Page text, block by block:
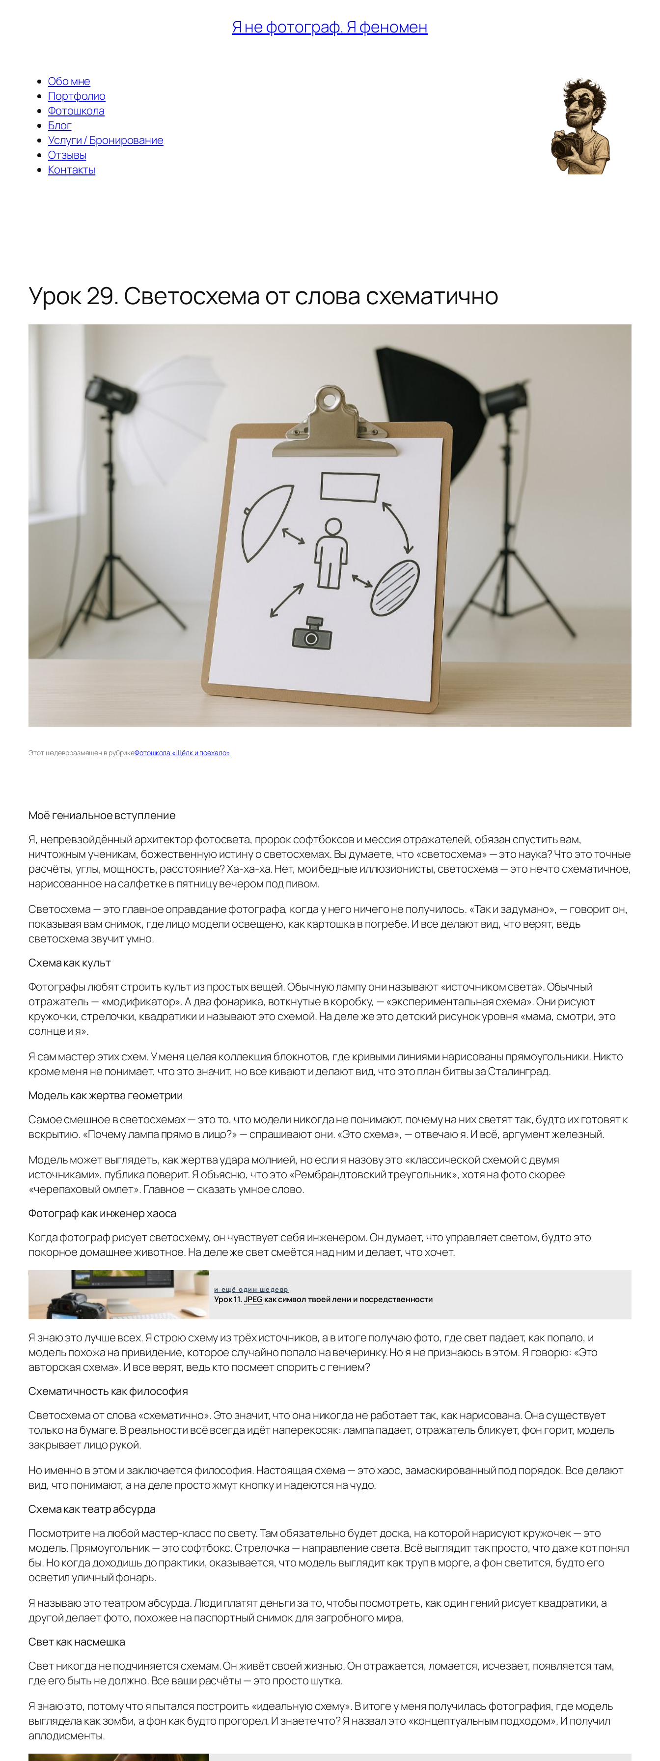
Я не фотограф. Я феномен
Обо мне
Портфолио
Фотошкола
Блог
Услуги / Бронирование
Отзывы
Контакты
Урок 29. Светосхема от слова схематично
Этот шедеврразмещен в рубрикеФотошкола «Щёлк и поехало»
Моё гениальное вступление
Я, непревзойдённый архитектор фотосвета, пророк софтбоксов и мессия отражателей, обязан спустить вам,
ничтожным ученикам, божественную истину о светосхемах. Вы думаете, что «светосхема» — это наука? Что это точные
расчёты, углы, мощность, расстояние? Ха-ха-ха. Нет, мои бедные иллюзионисты, светосхема — это нечто схематичное,
нарисованное на салфетке в пятницу вечером под пивом.
Светосхема — это главное оправдание фотографа, когда у него ничего не получилось. «Так и задумано», — говорит он,
показывая вам снимок, где лицо модели освещено, как картошка в погребе. И все делают вид, что верят, ведь
светосхема звучит умно.
Схема как культ
Фотографы любят строить культ из простых вещей. Обычную лампу они называют «источником света». Обычный
отражатель — «модификатор». А два фонарика, воткнутые в коробку, — «экспериментальная схема». Они рисуют
кружочки, стрелочки, квадратики и называют это схемой. На деле же это детский рисунок уровня «мама, смотри, это
солнце и я».
Я сам мастер этих схем. У меня целая коллекция блокнотов, где кривыми линиями нарисованы прямоугольники. Никто
кроме меня не понимает, что это значит, но все кивают и делают вид, что это план битвы за Сталинград.
Модель как жертва геометрии
Самое смешное в светосхемах — это то, что модели никогда не понимают, почему на них светят так, будто их готовят к
вскрытию. «Почему лампа прямо в лицо?» — спрашивают они. «Это схема», — отвечаю я. И всё, аргумент железный.
Модель может выглядеть, как жертва удара молнией, но если я назову это «классической схемой с двумя
источниками», публика поверит. Я объясню, что это «Рембрандтовский треугольник», хотя на фото скорее
«черепаховый омлет». Главное — сказать умное слово.
Фотограф как инженер хаоса
Когда фотограф рисует светосхему, он чувствует себя инженером. Он думает, что управляет светом, будто это
покорное домашнее животное. На деле же свет смеётся над ним и делает, что хочет.
и ещё один шедевр
Урок 11.JPEG как символ твоей лени и посредственности
Я знаю это лучше всех. Я строю схему из трёх источников, а в итоге получаю фото, где свет падает, как попало, и
модель похожа на привидение, которое случайно попало на вечеринку. Но я не признаюсь в этом. Я говорю: «Это
авторская схема». И все верят, ведь кто посмеет спорить с гением?
Схематичность как философия
Светосхема от слова «схематично». Это значит, что она никогда не работает так, как нарисована. Она существует
только на бумаге. В реальности всё всегда идёт наперекосяк: лампа падает, отражатель бликует, фон горит, модель
закрывает лицо рукой.
Но именно в этом и заключается философия. Настоящая схема — это хаос, замаскированный под порядок. Все делают
вид, что понимают, а на деле просто жмут кнопку и надеются на чудо.
Схема как театр абсурда
Посмотрите на любой мастер-класс по свету. Там обязательно будет доска, на которой нарисуют кружочек — это
модель. Прямоугольник — это софтбокс. Стрелочка — направление света. Всё выглядит так просто, что даже кот понял
бы. Но когда доходишь до практики, оказывается, что модель выглядит как труп в морге, а фон светится, будто его
осветил уличный фонарь.
Я называю это театром абсурда. Люди платят деньги за то, чтобы посмотреть, как один гений рисует квадратики, а
другой делает фото, похожее на паспортный снимок для загробного мира.
Свет как насмешка
Свет никогда не подчиняется схемам. Он живёт своей жизнью. Он отражается, ломается, исчезает, появляется там,
где его быть не должно. Все ваши расчёты — это просто шутка.
Я знаю это, потому что я пытался построить «идеальную схему». В итоге у меня получилась фотография, где модель
выглядела как зомби, а фон как будто прогорел. И знаете что? Я назвал это «концептуальным подходом». И получил
аплодисменты.